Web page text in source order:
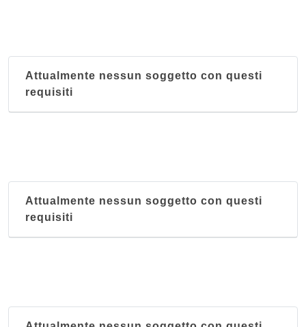
Attualmente nessun soggetto con questi
requisiti
Attualmente nessun soggetto con questi
requisiti